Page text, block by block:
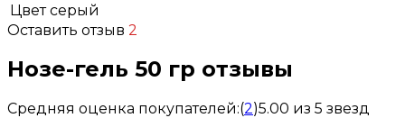
Цвет серый
Оставить отзыв 2
Нозе-гель 50 гр отзывы
Средняя оценка покупателей:(2)5.00 из 5 звезд